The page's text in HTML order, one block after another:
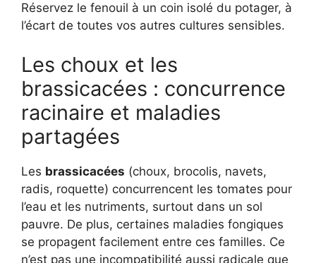
Réservez le fenouil à un coin isolé du potager, à
l’écart de toutes vos autres cultures sensibles.
Les choux et les
brassicacées : concurrence
racinaire et maladies
partagées
Les brassicacées (choux, brocolis, navets,
radis, roquette) concurrencent les tomates pour
l’eau et les nutriments, surtout dans un sol
pauvre. De plus, certaines maladies fongiques
se propagent facilement entre ces familles. Ce
n’est pas une incompatibilité aussi radicale que